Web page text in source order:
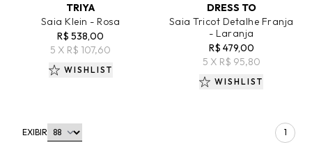
TRIYA
Saia Klein - Rosa
R$ 538,00
5 X R$ 107,60
WISHLIST
DRESS TO
Saia Tricot Detalhe Franja
- Laranja
R$ 479,00
5 X R$ 95,80
WISHLIST
EXIBIR 1